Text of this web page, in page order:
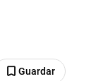
Guardar